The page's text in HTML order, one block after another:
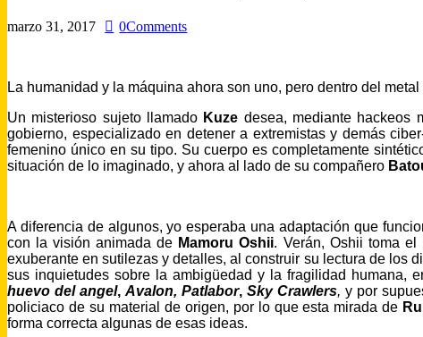
marzo 31, 2017 0Comments
La humanidad y la máquina ahora son uno, pero dentro del
Un misterioso sujeto llamado Kuze desea, mediante hackeos
gobierno, especializado en detener a extremistas y demás
femenino único en su tipo. Su cuerpo es completamente
situación de lo imaginado, y ahora al lado de su compañero
A diferencia de algunos, yo esperaba una adaptación que
con la visión animada de Mamoru Oshii. Verán, Oshii toma el
exuberante en sutilezas y detalles, al construir su lectura de los
sus inquietudes sobre la ambigüedad y la fragilidad humana,
huevo del angel,Avalon, Patlabor,Sky Crawlers,y por
policiaco de su material de origen, por lo que esta mirada de
forma correcta algunas de esas ideas.